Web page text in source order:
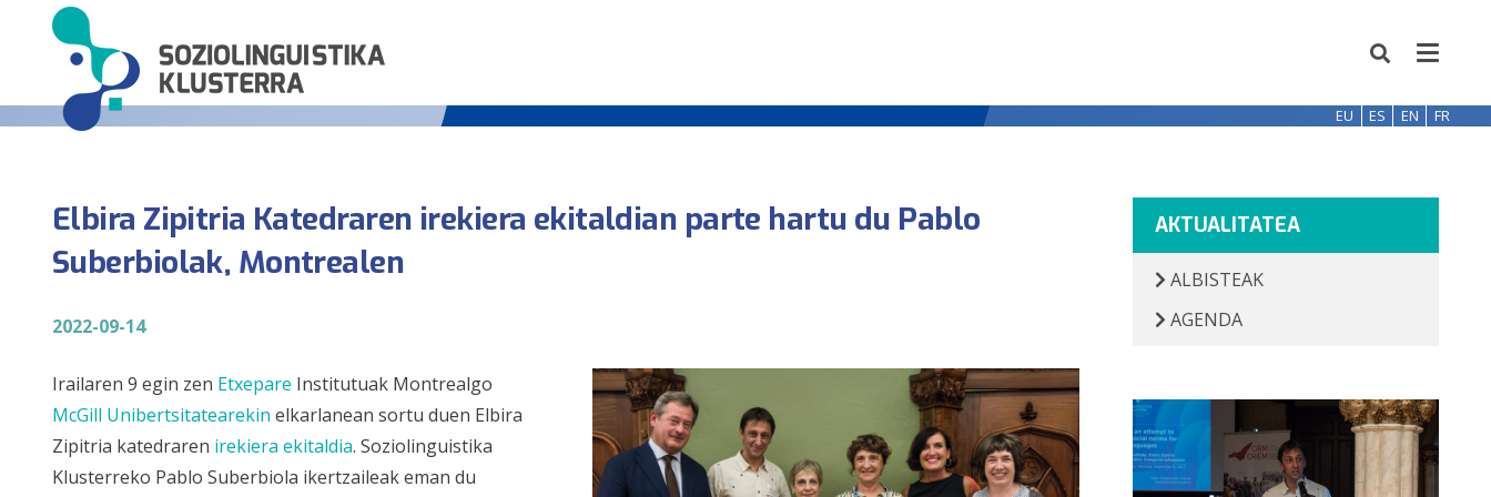
EU ES EN FR
Elbira Zipitria Katedraren irekiera ekitaldian parte hartu du Pablo
Suberbiolak, Montrealen
2022-09-14
Irailaren 9 egin zen Etxepare Institutuak Montrealgo
McGill Unibertsitatearekin elkarlanean sortu duen Elbira
Zipitria katedraren irekiera ekitaldia. Soziolinguistika
Klusterreko Pablo Suberbiola ikertzaileak eman du
AKTUALITATEA
ALBISTEAK
AGENDA